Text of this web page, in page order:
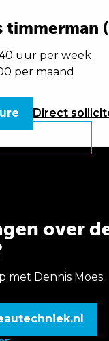
timmerman
uur per week
per maand
Direct
over
met Dennis Moes.